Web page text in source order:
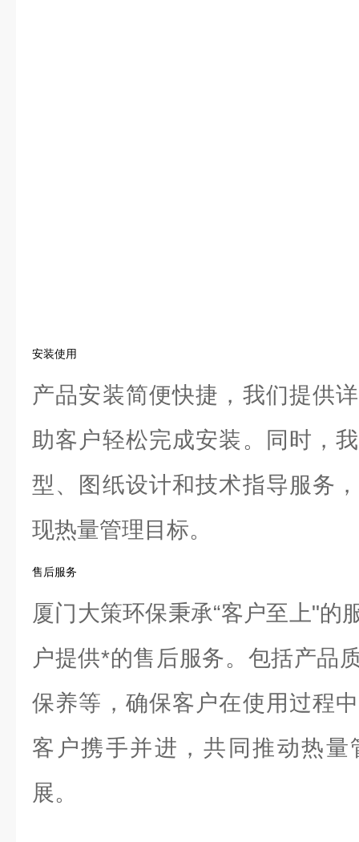
安装使用
产品安装简便快捷，我们提供
助客户轻松完成安装。同时，
型、图纸设计和技术指导服务
现热量管理目标。
售后服务
厦门大策环保秉承“客户至上"的
户提供*的售后服务。包括产品
保养等，确保客户在使用过程
客户携手并进，共同推动热
展。